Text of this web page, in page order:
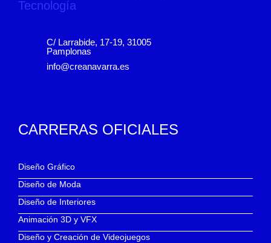
C/ Larrabide, 17-19, 31005
Pamplonas
info@creanavarra.es
CARRERAS OFICIALES
Diseño Gráfico
Diseño de Moda
Diseño de Interiores
Animación 3D y VFX
Diseño y Creación de Videojuegos